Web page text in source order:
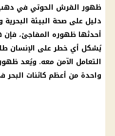
ظهور القرش الحوتي في
دليل على صحة البيئة
أحدثها ظهوره المفاجئ، فإن
يُشكل أي خطر على الإنسان
التعامل الآمن معه. ويُعد
واحدة من أعظم كائنات البحر